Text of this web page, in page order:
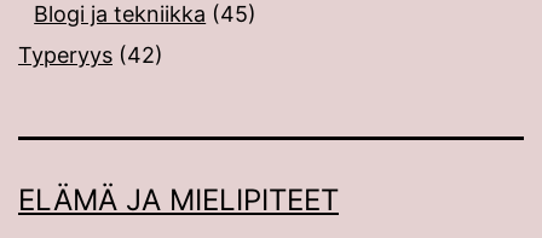
Blogi ja tekniikka (45)
Typeryys (42)
ELÄMÄ JA MIELIPITEET